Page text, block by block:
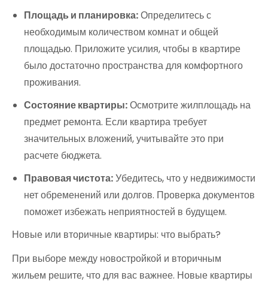
Площадь и планировка:Определитесь с
необходимым количеством комнат и общей
площадью. Приложите усилия, чтобы в квартире
было достаточно пространства для комфортного
проживания.
Состояние квартиры:Осмотрите жилплощадь на
предмет ремонта. Если квартира требует
значительных вложений, учитывайте это при
расчете бюджета.
Правовая чистота:Убедитесь, что у недвижимости
нет обременений или долгов. Проверка документов
поможет избежать неприятностей в будущем.
Новые или вторичные квартиры: что выбрать?
При выборе между новостройкой и вторичным
жильем решите, что для вас важнее. Новые квартиры